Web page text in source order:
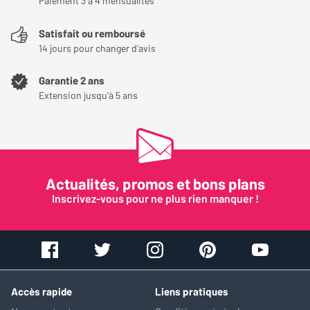
pur
dissipation de bruit. Celui-ci bloque les interférences externes,
ainsi que les ondes électromagnétiques émises par les
Le système de dissipation de bruit de ce câble RCA est constitué
de fils de drainage plaqués argent et de conducteurs à direction
et en graphène. Les conducteurs en cuivre sont recouverts d’un
Le câble Audioquest Pegasus RCA bénéficie également d’un
système DBS (Dielectric Bias System). Celui-ci polarise les
Satisfait ou remboursé
14 jours pour changer d'avis
Garantie 2 ans
Extension jusqu'à 5 ans
Actualités, promos et bons plans
Inscrivez-vous pour ne plus rien manquer !
Accès rapide
Liens pratiques